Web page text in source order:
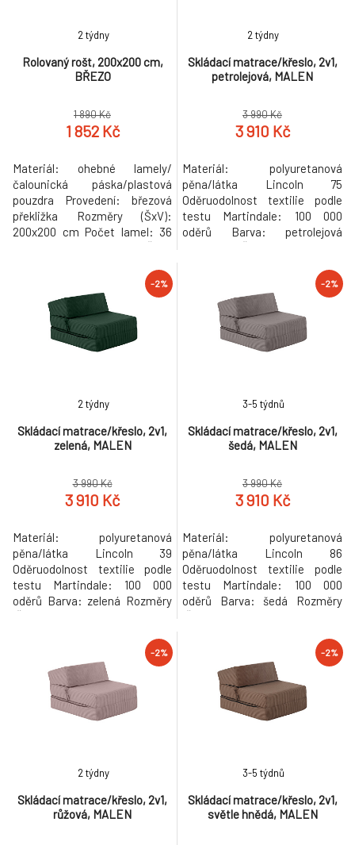
Rolovaný rošt, 200x200 cm,
BŘEZO
2 týdny
1 890 Kč
1 852 Kč
Materiál: ohebné lamely/
čalounická páska/plastová
pouzdra Provedení: březová
překližka Rozměry (ŠxV):
200x200 cm Počet lamel: 36
lamelami: 5,5 cm Nosnost:
150 kg/osoba Vhodný pro
všechny typy matrací
Bezrámová konstrukce Vhodný
do postelí s bočními lištami pro
Skládací matrace/křeslo, 2v1,
petrolejová, MALEN
2 týdny
3 990 Kč
3 910 Kč
Materiál: polyuretanová
pěna/látka Lincoln 75
Oděruodolnost textilie podle
testu Martindale: 100 000
oděrů Barva: petrolejová
(ŠxD): 90x200 cm Výška
matrace ve složeném stavu:
30 cm Výška matrace v
rozloženém stavu: 15 cm
Nosnost na osobu: 120 kg
-2%
Skládací matrace/křeslo, 2v1,
zelená, MALEN
2 týdny
3 990 Kč
3 910 Kč
Materiál: polyuretanová
pěna/látka Lincoln 39
Oděruodolnost textilie podle
testu Martindale: 100 000
oděrů Barva: zelená Rozměry
(ŠxD): 90x200 cm Výška
matrace ve složeném stavu:
30 cm Výška matrace v
rozloženém stavu: 15 cm
Nosnost na osobu: 120 kg
-2%
Skládací matrace/křeslo, 2v1,
šedá, MALEN
3-5 týdnů
3 990 Kč
3 910 Kč
Materiál: polyuretanová
pěna/látka Lincoln 86
Oděruodolnost textilie podle
testu Martindale: 100 000
oděrů Barva: šedá Rozměry
(ŠxD): 90x200 cm Výška
matrace ve složeném stavu:
30 cm Výška matrace v
rozloženém stavu: 15 cm
Nosnost na osobu: 120 kg
-2%
Skládací matrace/křeslo, 2v1,
růžová, MALEN
2 týdny
-2%
Skládací matrace/křeslo, 2v1,
světle hnědá, MALEN
3-5 týdnů